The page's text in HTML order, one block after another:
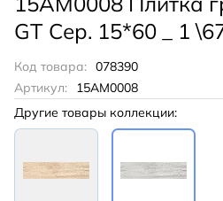
GT Сер. 15*60 _ 1
Код товара: 078390
Артикул:
15AM0008
Другие товары коллекции: